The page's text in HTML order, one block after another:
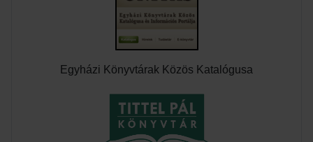
Egyházi Könyvtárak Közös Katalógusa